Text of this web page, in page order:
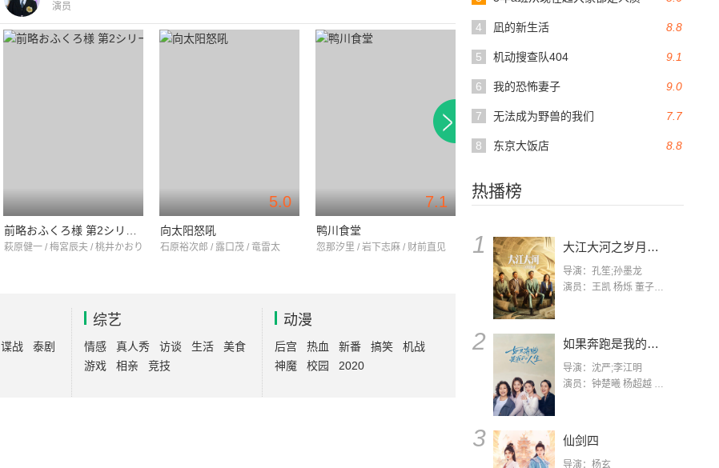
8.8
4 凪的新生活
9.1
5 机动搜查队404
9.0
6 我的恐怖妻子
7.7
7 无法成为野兽的我们
8.8
8 东京大饭店
热播榜
1 大江大河之岁月如歌
导演：孔笙;孙墨龙
演员：王凯 杨烁 董子健 杨采钰 张佳宁 练练 林栋甫 房子斌
2 如果奔跑是我的人生
导演：沈严;李江明
演员：钟楚曦 杨超越 许娣 陈小艺 侯雯元 宋洋 王宥钧 李添诺
3 仙剑四
导演：杨玄
演员
萩原健一 / 梅宮辰夫 / 桃井かおり
5.0
向太阳怒吼
石原裕次郎 / 露口茂 / 竜雷太
7.1
鸭川食堂
忽那汐里 / 岩下志麻 / 财前直见 中村勘三郎 / 村上弘明 / 萩原健一 东山纪之 / 萩原健一
谍战
泰剧
综艺
情感 真人秀 访谈 生活
美食
游戏
相亲 竞技
动漫
后宫 热血 新番 搞笑
机战
神魔
校园 2020